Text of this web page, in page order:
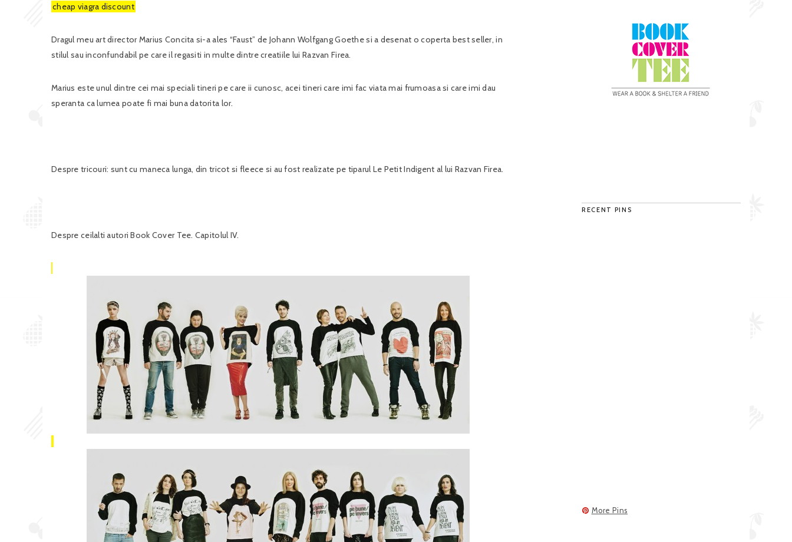
cheap viagra discount
Dragul meu art director Marius Concita si-a ales “Faust” de Johann Wolfgang Goethe si a desenat o coperta best seller, in
stilul sau inconfundabil pe care il regasiti in multe dintre creatiile lui Razvan Firea.
Marius este unul dintre cei mai speciali tineri pe care ii cunosc, acei tineri care imi fac viata mai frumoasa si care imi dau
speranta ca lumea poate fi mai buna datorita lor.
Despre tricouri: sunt cu maneca lunga, din tricot si fleece si au fost realizate pe tiparul Le Petit Indigent al lui Razvan Firea.
Despre ceilalti autori Book Cover Tee. Capitolul IV.
RECENT PINS
More Pins